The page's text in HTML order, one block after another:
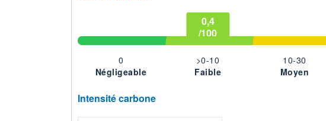
0
Négligeable
0,4
/100
>0-10
Faible
10-30
Moyen
Intensité carbone